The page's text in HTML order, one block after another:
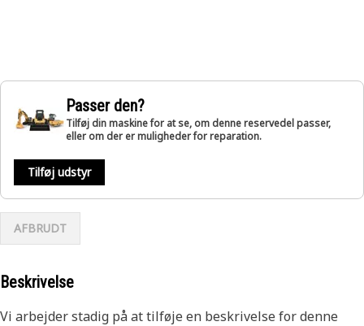
Passer den?
Tilføj din maskine for at se, om denne reservedel passer,
eller om der er muligheder for reparation.
Tilføj udstyr
AFBRUDT
Beskrivelse
Vi arbejder stadig på at tilføje en beskrivelse for denne